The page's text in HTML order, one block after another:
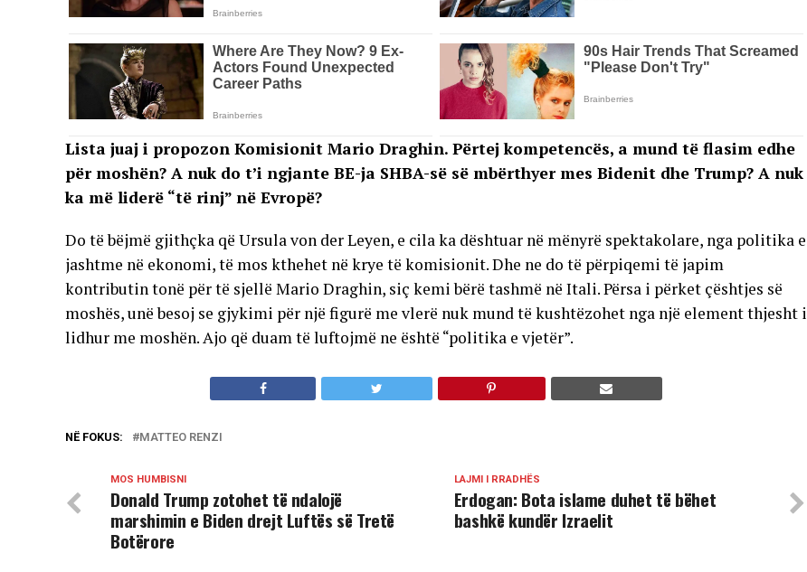
Lista juaj i propozon Komisionit Mario Draghin. Përtej kompetencës, a mund të flasim edhe
për moshën? A nuk do t’i ngjante BE-ja SHBA-së së mbërthyer mes Bidenit dhe Trump? A nuk
ka më liderë “të rinj” në Evropë?
Do të bëjmë gjithçka që Ursula von der Leyen, e cila ka dështuar në mënyrë spektakolare, nga politika e
jashtme në ekonomi, të mos kthehet në krye të komisionit. Dhe ne do të përpiqemi të japim
kontributin tonë për të sjellë Mario Draghin, siç kemi bërë tashmë në Itali. Përsa i përket çështjes së
moshës, unë besoj se gjykimi për një figurë me vlerë nuk mund të kushtëzohet nga një element thjesht i
lidhur me moshën. Ajo që duam të luftojmë ne është “politika e vjetër”.
NË FOKUS: MATTEO RENZI
LAJMI I RRADHËS
Erdogan: Bota islame duhet të bëhet
bashkë kundër Izraelit
MOS HUMBISNI
Donald Trump zotohet të ndalojë
marshimin e Biden drejt Luftës së Tretë
Botërore